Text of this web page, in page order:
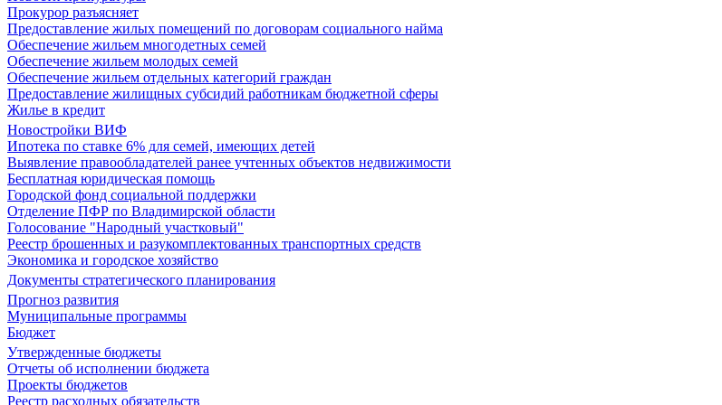
Прокурор разъясняет
Предоставление жилых помещений по договорам социального найма
Обеспечение жильем многодетных семей
Обеспечение жильем молодых семей
Обеспечение жильем отдельных категорий граждан
Предоставление жилищных субсидий работникам бюджетной сферы
Жилье в кредит
Новостройки ВИФ
Ипотека по ставке 6% для семей, имеющих детей
Выявление правообладателей ранее учтенных объектов недвижимости
Бесплатная юридическая помощь
Городской фонд социальной поддержки
Отделение ПФР по Владимирской области
Голосование "Народный участковый"
Реестр брошенных и разукомплектованных транспортных средств
Экономика и городское хозяйство
Документы стратегического планирования
Прогноз развития
Муниципальные программы
Бюджет
Утвержденные бюджеты
Отчеты об исполнении бюджета
Проекты бюджетов
Реестр расходных обязательств